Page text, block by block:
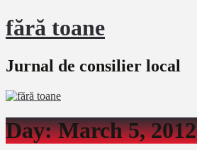
fără toane
Jurnal de consilier local
Day:March 5, 2012